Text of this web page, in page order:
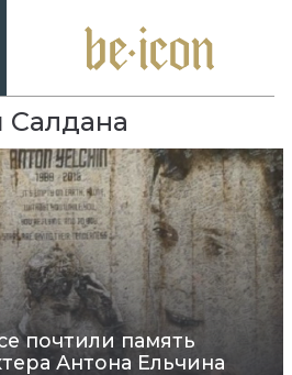
Салдана
почтили память
Антона Ельчина